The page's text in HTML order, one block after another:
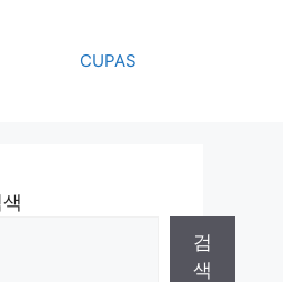
CUPAS
검
색